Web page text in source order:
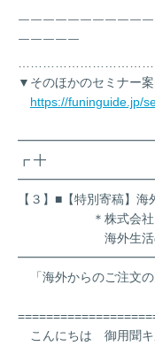
￣￣￣￣￣￣￣￣￣￣
￣￣￣￣￣
▼そのほかのセミナー
https://funinguide.jp/
┏ ╋
【３】■【特別寄稿】
＊株式会社ワ
海外生活のマス
「海外からのご注文の
こんにちは 御用聞キ